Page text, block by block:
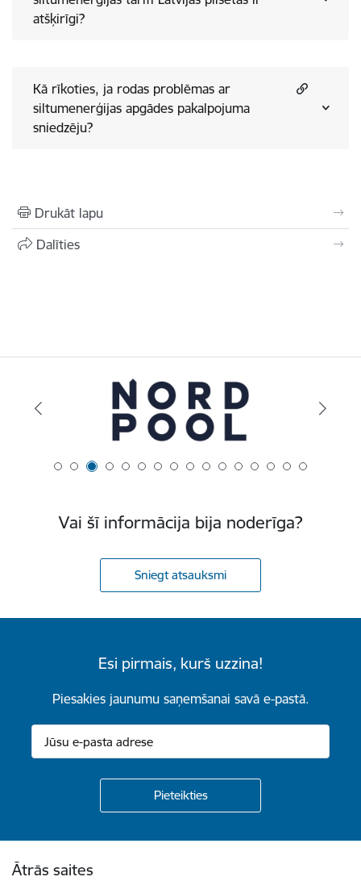
atšķirīgi?
Kā rīkoties, ja rodas problēmas ar
siltumenerģijas apgādes pakalpojuma
sniedzēju?
Drukāt lapu
Dalīties
Vai šī informācija bija noderīga?
Sniegt atsauksmi
Esi pirmais, kurš uzzina!
Piesakies jaunumu saņemšanai savā e-pastā.
Ātrās saites